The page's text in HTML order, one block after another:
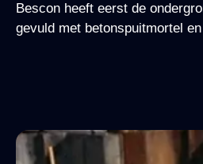
Bescon heeft eerst de
gevuld met betonspuitmortel